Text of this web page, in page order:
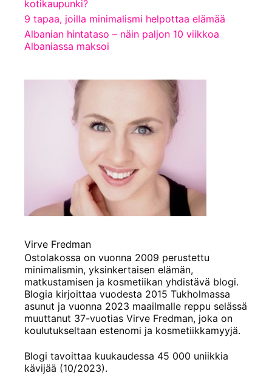
kotikaupunki?
9 tapaa, joilla minimalismi helpottaa elämää
Albanian hintataso – näin paljon 10 viikkoa
Albaniassa maksoi
Virve Fredman
Ostolakossa on vuonna 2009 perustettu
minimalismin, yksinkertaisen elämän,
matkustamisen ja kosmetiikan yhdistävä blogi.
Blogia kirjoittaa vuodesta 2015 Tukholmassa
asunut ja vuonna 2023 maailmalle reppu selässä
muuttanut 37-vuotias Virve Fredman, joka on
koulutukseltaan estenomi ja kosmetiikkamyyjä.
Blogi tavoittaa kuukaudessa 45 000 uniikkia
kävijää (10/2023).